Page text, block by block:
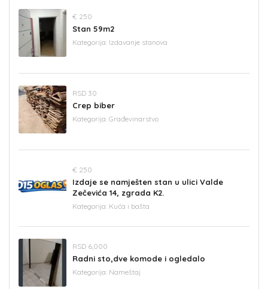
€ 250
Stan 59m2
Kategorija: Izdavanje stanova
RSD 30
Crep biber
Kategorija: Građevinarstvo
€ 250
Izdaje se namješten stan u ulici Valde
Zečevića 14, zgrada K2.
Kategorija: Kuća i bašta
RSD 6,000
Radni sto,dve komode i ogledalo
Kategorija: Nameštaj